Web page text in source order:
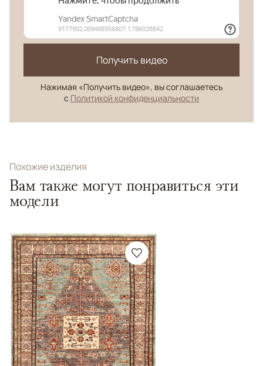
Получить видео
Нажимая «Получить видео», вы соглашаетесь
с Политикой конфиденциальности
Похожие изделия
Вам также могут понравиться эти
модели